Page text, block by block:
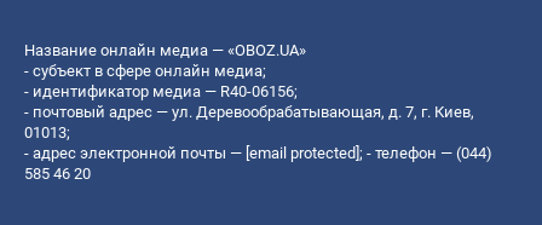
Название онлайн медиа — «OBOZ.UA»
- субъект в сфере онлайн медиа;
- идентификатор медиа — R40-06156;
- почтовый адрес — ул. Деревообрабатывающая, д. 7, г. Киев,
01013;
- адрес электронной почты — [email protected] ; - телефон — (044)
585 46 20